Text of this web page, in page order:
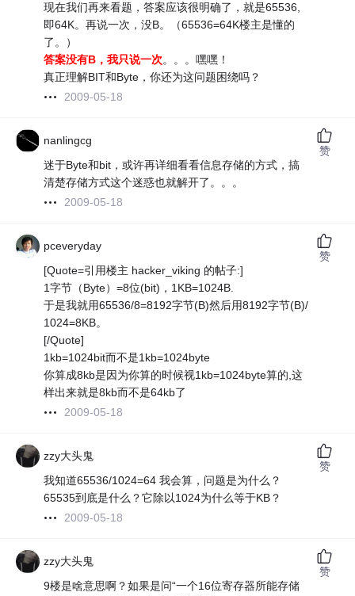
现在我们再来看题，答案应该很明确了，就是65536,
即64K。再说一次，没B。（65536=64K楼主是懂的
了。）
答案没有B，我只说一次。。。嘿嘿！
真正理解BIT和Byte，你还为这问题困绕吗？
2009-05-18
nanlingcg
迷于Byte和bit，或许再详细看看信息存储的方式，搞
清楚存储方式这个迷惑也就解开了。。。
2009-05-18
赞
pceveryday
[Quote=引用楼主 hacker_viking 的帖子:]
1字节（Byte）=8位(bit)，1KB=1024B.
于是我就用65536/8=8192字节(B)然后用8192字节(B)/
1024=8KB。
[/Quote]
1kb=1024bit而不是1kb=1024byte
你算成8kb是因为你算的时候视1kb=1024byte算的,这
样出来就是8kb而不是64kb了
2009-05-18
赞
zzy大头鬼
我知道65536/1024=64 我会算，问题是为什么？
65535到底是什么？它除以1024为什么等于KB？
2009-05-18
赞
zzy大头鬼
9楼是啥意思啊？如果是问“一个16位寄存器所能存储
赞